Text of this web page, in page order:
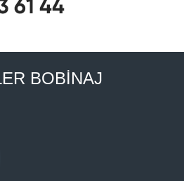
BOBİNAJ